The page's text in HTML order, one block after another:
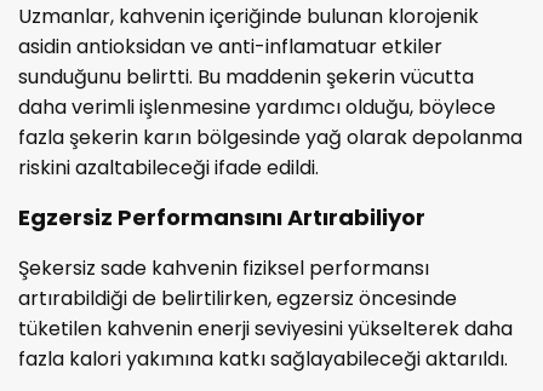
Uzmanlar, kahvenin içeriğinde bulunan klorojenik
asidin antioksidan ve anti-inflamatuar etkiler
sunduğunu belirtti. Bu maddenin şekerin vücutta
daha verimli işlenmesine yardımcı olduğu, böylece
fazla şekerin karın bölgesinde yağ olarak depolanma
riskini azaltabileceği ifade edildi.
Egzersiz Performansını Artırabiliyor
Şekersiz sade kahvenin fiziksel performansı
artırabildiği de belirtilirken, egzersiz öncesinde
tüketilen kahvenin enerji seviyesini yükselterek daha
fazla kalori yakımına katkı sağlayabileceği aktarıldı.